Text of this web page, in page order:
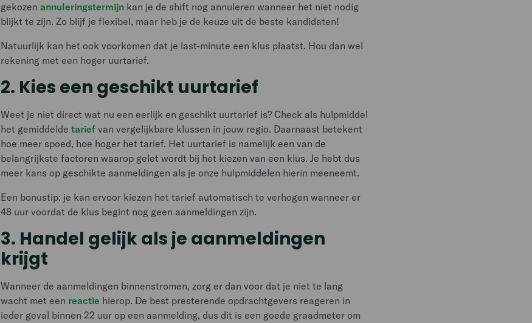
gekozenannuleringstermijn kan je de shift nog annuleren wanneer het niet nodig
blijkt te zijn. Zo blijf je flexibel, maar heb je de keuze uit de beste kandidaten!
Natuurlijk kan het ook voorkomen dat je last-minute een klus plaatst. Hou dan wel
rekening met een hoger uurtarief.
2. Kies een geschikt uurtarief
Weet je niet direct wat nu een eerlijk en geschikt uurtarief is? Check als hulpmiddel
het gemiddeldetarief van vergelijkbare klussen in jouw regio. Daarnaast betekent
hoe meer spoed, hoe hoger het tarief. Het uurtarief is namelijk een van de
belangrijkste factoren waarop gelet wordt bij het kiezen van een klus. Je hebt dus
meer kans op geschikte aanmeldingen als je onze hulpmiddelen hierin meeneemt.
Een bonustip: je kan ervoor kiezen het tarief automatisch te verhogen wanneer er
48 uur voordat de klus begint nog geen aanmeldingen zijn.
3. Handel gelijk als je aanmeldingen
krijgt
Wanneer de aanmeldingen binnenstromen, zorg er dan voor dat je niet te lang
wacht met een reactie hierop. De best presterende opdrachtgevers reageren in
ieder geval binnen 22 uur op een aanmelding, dus dit is een goede graadmeter om